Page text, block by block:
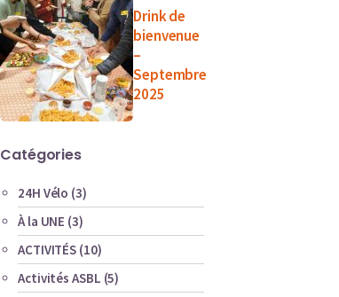
Drink de
bienvenue
–
Septembre
2025
Catégories
24H Vélo (3)
À la UNE (3)
ACTIVITÉS (10)
Activités ASBL (5)